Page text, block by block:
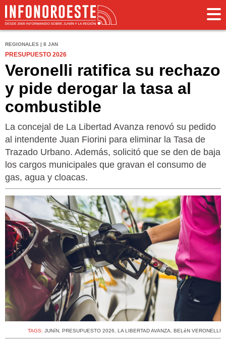
REGIONALES | 8 JAN
PRESUPUESTO 2026
Veronelli ratifica su rechazo
y pide derogar la tasa al
combustible
La concejal de La Libertad Avanza renovó su pedido
al intendente Juan Fiorini para eliminar la Tasa de
Trazado Urbano. Además, solicitó que se den de baja
los cargos municipales que gravan el consumo de
gas, agua y cloacas.
TAGS: JUNíN, PRESUPUESTO 2026, LA LIBERTAD AVANZA, BELéN VERONELLI